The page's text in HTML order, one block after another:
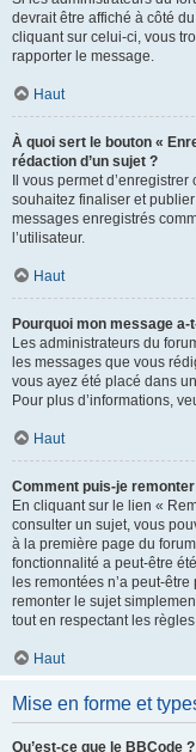
devrait être affiché à côté
cliquant sur celui-ci, vous
rapporter le message.
Haut
À quoi sert le bouton «
rédaction d’un sujet ?
Il vous permet
souhaitez finaliser et
messages enregistrés
l’utilisateur.
Haut
Pourquoi mon message
Les administrateurs du
les messages que vous
vous ayez été placé dans
Pour plus d’informations,
Haut
Comment puis-je
En cliquant sur le lien «
consulter un sujet, vous
à la première page du
fonctionnalité a peut-être
les remontées n’a peut-
remonter le sujet
tout en respectant les
Haut
Mise en forme et
Qu’est-ce que le BBCode ?